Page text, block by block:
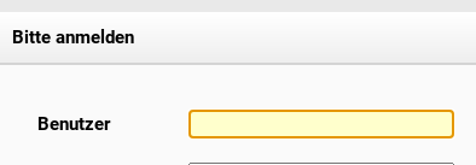
Bitte anmelden
Benutzer